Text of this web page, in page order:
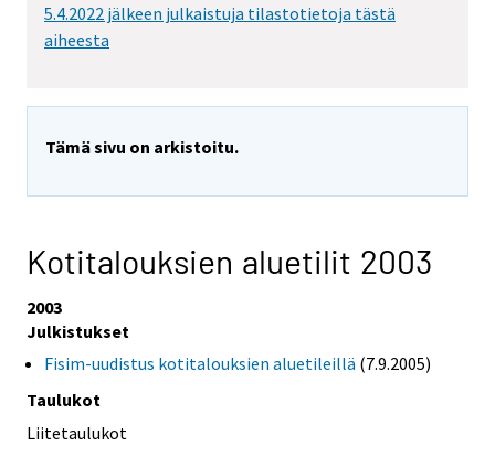
5.4.2022 jälkeen julkaistuja tilastotietoja tästä
aiheesta
Tämä sivu on arkistoitu.
Kotitalouksien aluetilit 2003
2003
Julkistukset
Fisim-uudistus kotitalouksien aluetileillä (7.9.2005)
Taulukot
Liitetaulukot